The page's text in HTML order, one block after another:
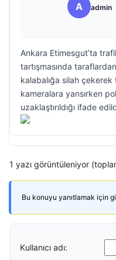
A admin
Ankara Etimesgut’ta
tartışmasında
kalabalığa silah
kameralara yansırken
uzaklaştırıldığı ifade
1 yazı görüntüleniyor
Bu konuyu yanıtlamak için
Kullanıcı adı: